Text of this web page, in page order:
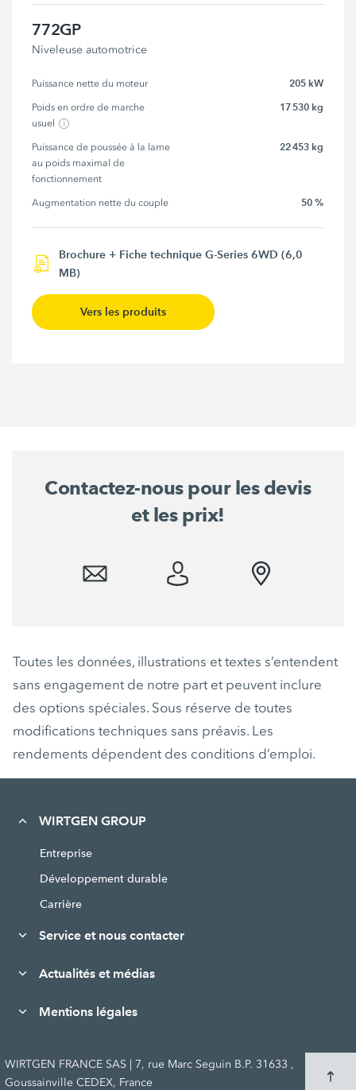
772GP
Niveleuse automotrice
Puissance nette du moteur 205 kW
Poids en ordre de marche
usuel
17 530 kg
Puissance de poussée à la lame
au poids maximal de
fonctionnement
22 453 kg
Augmentation nette du couple 50 %
Brochure + Fiche technique G-Series 6WD (6,0
MB)
Vers les produits
Contactez-nous pour les devis
et les prix!
Toutes les données, illustrations et textes s’entendent
sans engagement de notre part et peuvent inclure
des options spéciales. Sous réserve de toutes
modifications techniques sans préavis. Les
rendements dépendent des conditions d’emploi.
WIRTGEN GROUP
Entreprise
Développement durable
Carrière
Service et nous contacter
Actualités et médias
Mentions légales
WIRTGEN FRANCE SAS | 7, rue Marc Seguin B.P. 31633 ,
Goussainville CEDEX, France